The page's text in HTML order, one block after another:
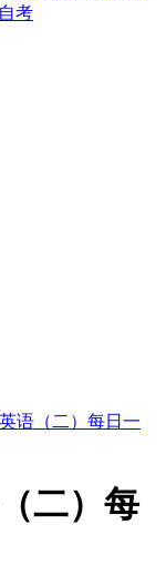
考
语（二）每日一
二）每